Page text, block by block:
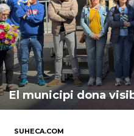
El municipi dona
SUHECA.COM